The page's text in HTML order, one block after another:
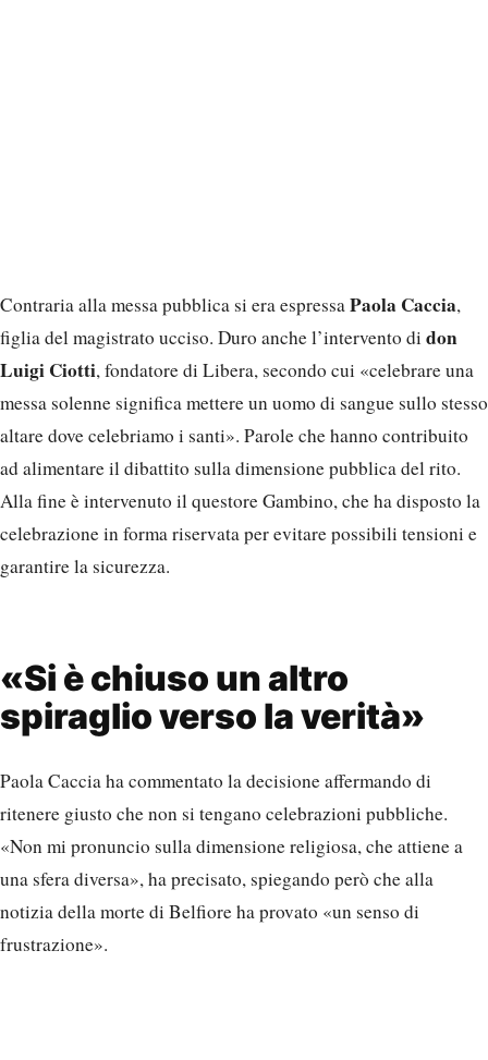
Contraria alla messa pubblica si era espressaPaola Caccia,
figlia del magistrato ucciso. Duro anche l’intervento di don
Luigi Ciotti, fondatore di Libera, secondo cui «celebrare una
messa solenne significa mettere un uomo di sangue sullo stesso
altare dove celebriamo i santi». Parole che hanno contribuito
ad alimentare il dibattito sulla dimensione pubblica del rito.
Alla fine è intervenuto il questore Gambino, che ha disposto la
celebrazione in forma riservata per evitare possibili tensioni e
garantire la sicurezza.
«Si è chiuso un altro
spiraglio verso la verità»
Paola Caccia ha commentato la decisione affermando di
ritenere giusto che non si tengano celebrazioni pubbliche.
«Non mi pronuncio sulla dimensione religiosa, che attiene a
una sfera diversa», ha precisato, spiegando però che alla
notizia della morte di Belfiore ha provato «un senso di
frustrazione».